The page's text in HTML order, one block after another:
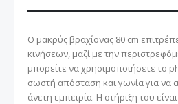
Ο μακρύς βραχίονας 80 cm
κινήσεων, μαζί με την
μπορείτε να χρησιμοποιήσετε το
σωστή απόσταση και γωνία για να
άνετη εμπειρία. Η στήριξη του